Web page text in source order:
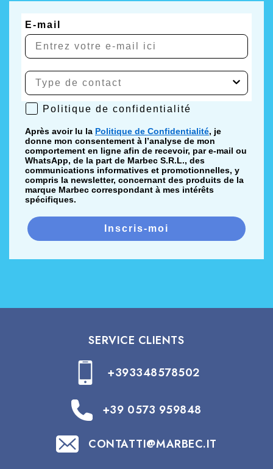
Informations utiles pour le nettoyage
quotidien du parquet avec des robots
laveurs de sols
Pour obtenir les meilleurs résultats et utiliser
correctement ROBOPARQUET®
quotidien des sols en bois, du parquet et du WPC, il est
utile d’approfondir certaines situations typiques liées
au lavage automatique sur surfaces délicates.
Si vous souhaitez comprendre comment garder le
parquet plus uniforme dans le temps, éviter les
résidus et choisir la méthode de nettoyage la plus
adaptée, vous pouvez consulter nos guides pratiques :
Détergent pour robot laveur de sols parquet :
comprendre quelles caractéristiques doit avoir
et la réduction des résidus. Il explique aussi
quotidien avec des robots et des balais laveurs.
Robots laveurs de sols : pourquoi ils séduisent
de plus en plus les foyers et comment les
utiliser au mieux
comprendre comment tirer le meilleur parti
quotidien, quelles sont les erreurs les plus
E-mail
Politique de confidentialité
Politique de confidentialité
Après avoir lu la Politique de Confidentialité, je
donne mon consentement à l’analyse de mon
comportement en ligne afin de recevoir, par e-mail ou
WhatsApp, de la part de Marbec S.R.L., des
communications informatives et promotionnelles, y
compris la newsletter, concernant des produits de la
marque Marbec correspondant à mes intérêts
spécifiques.
Inscris-moi
SERVICE CLIENTS
+393348578502
+39 0573 959848
CONTATTI@MARBEC.IT